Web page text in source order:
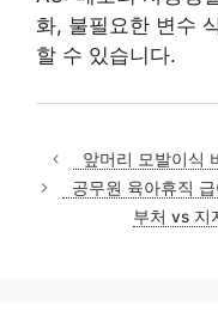
화, 불필요한 변수
할 수 있습니다.
앞머리 모발이식
공무원 육아휴직
부처 vs 지